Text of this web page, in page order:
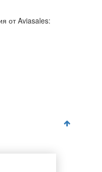
от Aviasales: